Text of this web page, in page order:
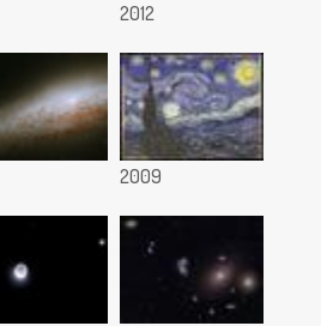
2012
2009